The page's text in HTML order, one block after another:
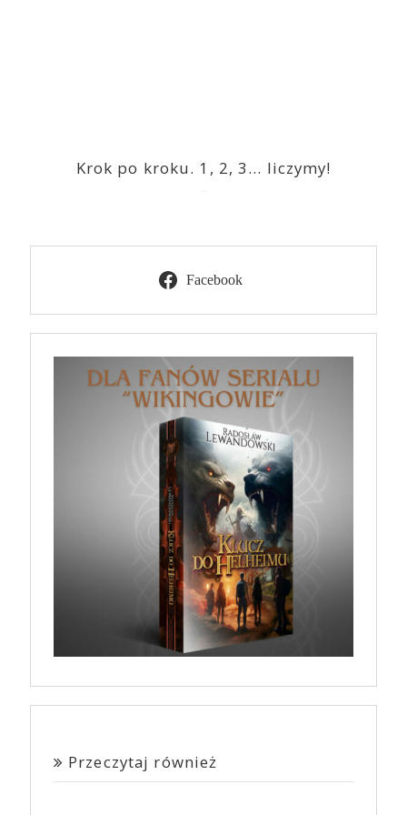
Krok po kroku. 1, 2, 3… liczymy!
Facebook
Przeczytaj również